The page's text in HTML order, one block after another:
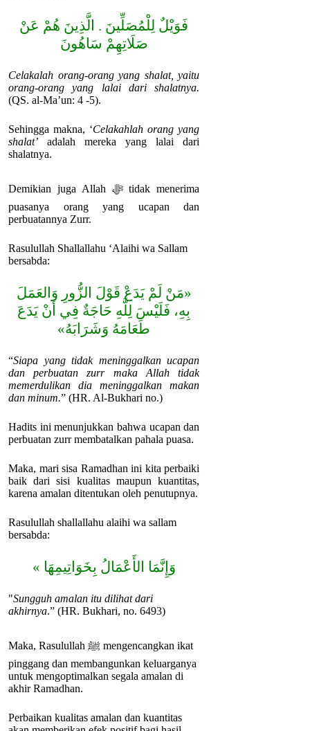
فَوَيْلٌ لِلْمُصَلِّينَ . الَّذِينَ هُمْ عَنْ
صَلَاتِهِمْ سَاهُونَ
Celakalah orang-orang yang shalat, yaitu
orang-orang yang lalai dari shalatnya.
(QS. al-Ma’un: 4 -5).
Sehingga makna, ‘Celakahlah orang yang
shalat’ adalah mereka yang lalai dari
shalatnya.
Demikian juga Allah ﷻ tidak menerima
puasanya orang yang ucapan dan
perbuatannya Zurr.
Rasulullah Shallallahu ‘Alaihi wa Sallam
bersabda:
«مَنْ لَمْ يَدَعْ قَوْلَ الزُّورِ وَالعَمَلَ
بِهِ، فَلَيْسَ لِلَّهِ حَاجَةٌ فِي أَنْ يَدَعَ
طَعَامَهُ وَشَرَابَهُ»
“Siapa yang tidak meninggalkan ucapan
dan perbuatan zurr maka Allah tidak
memerdulikan dia meninggalkan makan
dan minum.” (HR. Al-Bukhari no.)
Hadits ini menunjukkan bahwa ucapan dan
perbuatan zurr membatalkan pahala puasa.
Maka, mari sisa Ramadhan ini kita perbaiki
baik dari sisi kualitas maupun kuantitas,
karena amalan ditentukan oleh penutupnya.
Rasulullah shallallahu alaihi wa sallam
bersabda:
وَإِنَّمَا الأَعْمَالُ بِخَوَاتِيمِهَا »
"Sungguh amalan itu dilihat dari
akhirnya.” (HR. Bukhari, no. 6493)
Maka, Rasulullah ﷺ mengencangkan ikat
pinggang dan membangunkan keluarganya
untuk mengoptimalkan segala amalan di
akhir Ramadhan.
Perbaikan kualitas amalan dan kuantitas